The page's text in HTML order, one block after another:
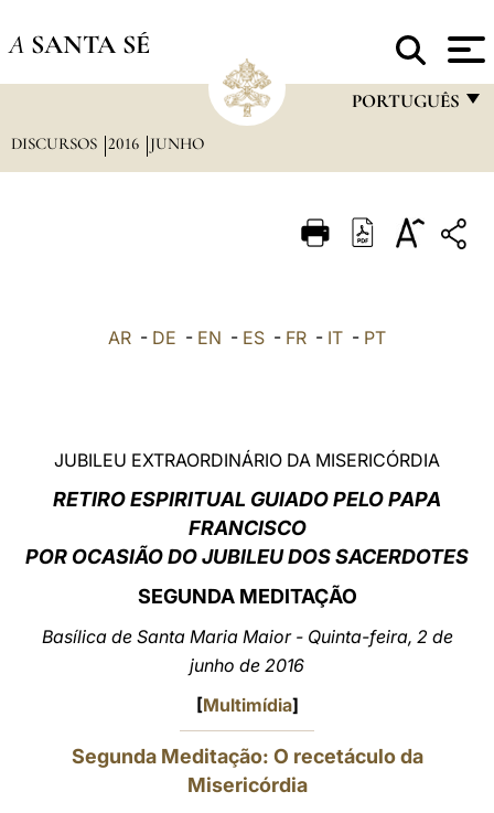
A SANTA SÉ
PORTUGUÊS
ITALIANO
العربيّة
中文
DISCURSOS 2016 JUNHO
AR - DE - EN - ES - FR - IT - PT
JUBILEU EXTRAORDINÁRIO DA MISERICÓRDIA
RETIRO ESPIRITUAL GUIADO PELO PAPA
FRANCISCO
POR OCASIÃO DO JUBILEU DOS SACERDOTES
SEGUNDA MEDITAÇÃO
Basílica de Santa Maria Maior - Quinta-feira, 2 de
junho de 2016
[Multimídia]
Segunda Meditação: O recetáculo da
Misericórdia